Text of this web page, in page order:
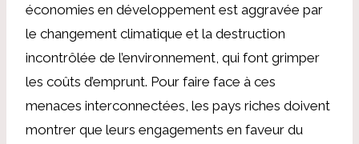
économies en développement est aggravée par
le changement climatique et la destruction
incontrôlée de l’environnement, qui font grimper
les coûts d’emprunt. Pour faire face à ces
menaces interconnectées, les pays riches doivent
montrer que leurs engagements en faveur du